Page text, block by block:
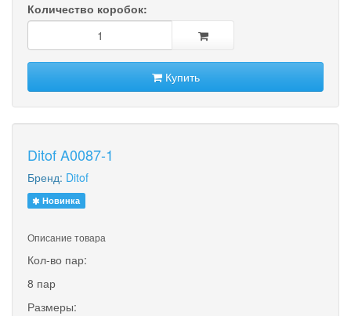
Количество коробок:
Купить
Ditof A0087-1
Бренд: Ditof
Новинка
Описание товара
Кол-во пар:
8 пар
Размеры: